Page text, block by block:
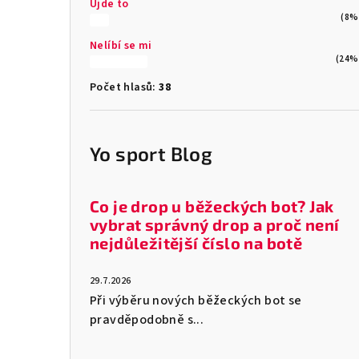
Ujde to
Nelíbí se mi
Počet hlasů:38
Yo sport Blog
Co je drop u běžeckých bot? Jak
vybrat správný drop a proč není
nejdůležitější číslo na botě
29.7.2026
Při výběru nových běžeckých bot se
pravděpodobně s...